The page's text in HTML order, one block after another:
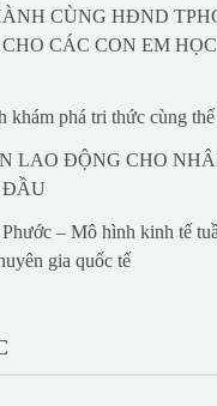
CÙNG HĐND
CÁC CON EM
khám phá tri thức cùng thế
LAO ĐỘNG CHO
ĐẦU
– Mô hình kinh tế
gia quốc tế